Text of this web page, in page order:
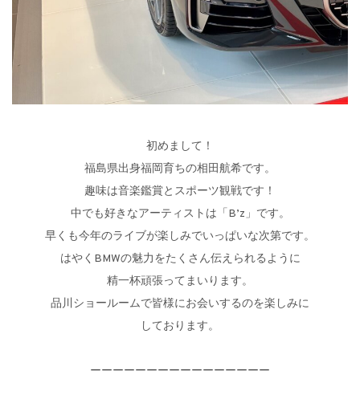
初めまして！
福島県出身福岡育ちの相田航希です。
趣味は音楽鑑賞とスポーツ観戦です！
中でも好きなアーティストは「B’z」です。
早くも今年のライブが楽しみでいっぱいな次第です。
はやくBMWの魅力をたくさん伝えられるように
精一杯頑張ってまいります。
品川ショールームで皆様にお会いするのを楽しみに
しております。
ーーーーーーーーーーーーーーーー